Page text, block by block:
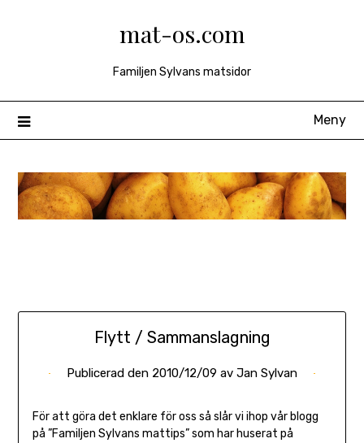
mat-os.com
Familjen Sylvans matsidor
Meny
Flytt / Sammanslagning
Publicerad den 2010/12/09 av Jan Sylvan
För att göra det enklare för oss så slår vi ihop vår blogg
på ”Familjen Sylvans mattips” som har huserat på